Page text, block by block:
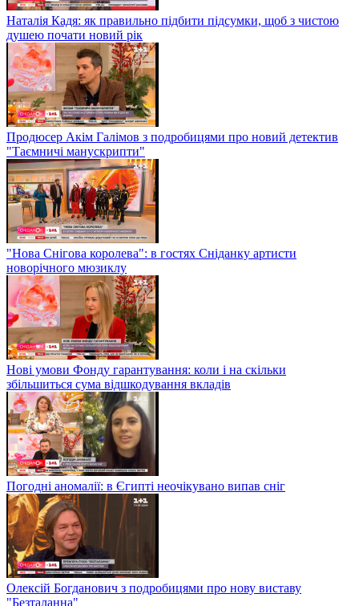
Наталія Кадя: як правильно підбити підсумки, щоб з чистою
душею почати новий рік
Продюсер Акім Галімов з подробицями про новий детектив
"Таємничі манускрипти"
"Нова Снігова королева": в гостях Сніданку артисти
новорічного мюзиклу
Нові умови Фонду гарантування: коли і на скільки
збільшиться сума відшкодування вкладів
Погодні аномалії: в Єгипті неочікувано випав сніг
Олексій Богданович з подробицями про нову виставу
"Безталанна"